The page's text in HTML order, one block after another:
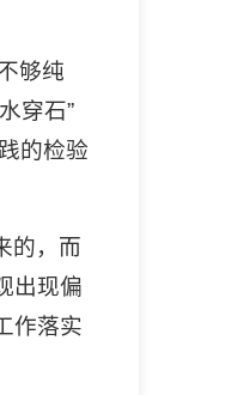
够纯
穿石”
的检验
的，而
出现偏
作落实